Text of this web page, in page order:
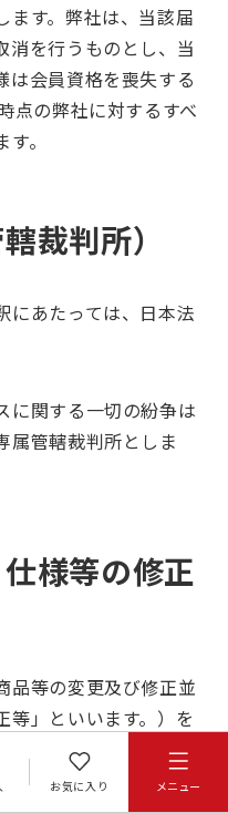
お気に入り メニュー
ます。弊社は、当該届
消を行うものとし、当
は会員資格を喪失する
点の弊社に対するすべ
。
裁判所）
にあたっては、日本法
に関する一切の紛争は
属管轄裁判所としま
様等の修正
品等の変更及び修正並
等」といいます。）を
正等を行った場合に
書面・WEBサイトに